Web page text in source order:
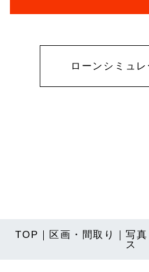
ローンシミュ
TOP ｜ 区画・間取り ｜写真
ス